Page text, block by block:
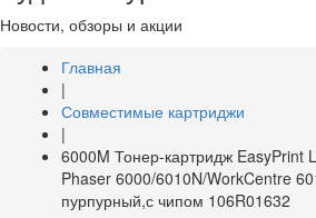
Новости, обзоры и акции
Главная
|
Совместимые картриджи
|
6000M Тонер-картридж EasyPrint
Phaser 6000/6010N/WorkCentre
пурпурный,с чипом 106R01632